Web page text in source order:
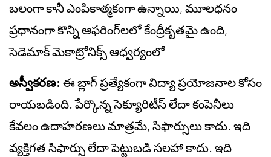
బలంగా కానీ ఎంపికాత్మకంగా ఉన్నాయి, మూలధనం
ప్రధానంగా కొన్ని ఆఫరింగ్‌లలో కేంద్రీకృతమై ఉంది,
సెడెమాక్ మెకాట్రోనిక్స్ ఆధ్వర్యంలో
అస్వీకరణ: ఈ బ్లాగ్ ప్రత్యేకంగా విద్యా ప్రయోజనాల కోసం
రాయబడింది. పేర్కొన్న సెక్యూరిటీస్ లేదా కంపెనీలు
కేవలం ఉదాహరణలు మాత్రమే, సిఫార్సులు కాదు. ఇది
వ్యక్తిగత సిఫార్సు లేదా పెట్టుబడి సలహా కాదు. ఇది